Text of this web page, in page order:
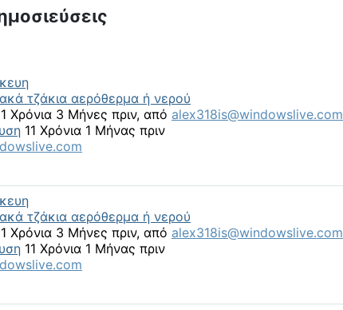
τζάκια αερόθερμα ή νερού
Χρόνια 3 Μήνες πριν, από alex318is@windowslive.com
11 Χρόνια 1 Μήνας πριν
τζάκια αερόθερμα ή νερού
Χρόνια 3 Μήνες πριν, από alex318is@windowslive.com
11 Χρόνια 1 Μήνας πριν